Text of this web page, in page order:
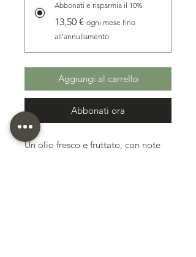
Abbonati e risparmia il 10%
13,50 € ogni mese fino
all'annullamento
Aggiungi al carrello
Abbonati ora
Un olio fresco e fruttato, con note